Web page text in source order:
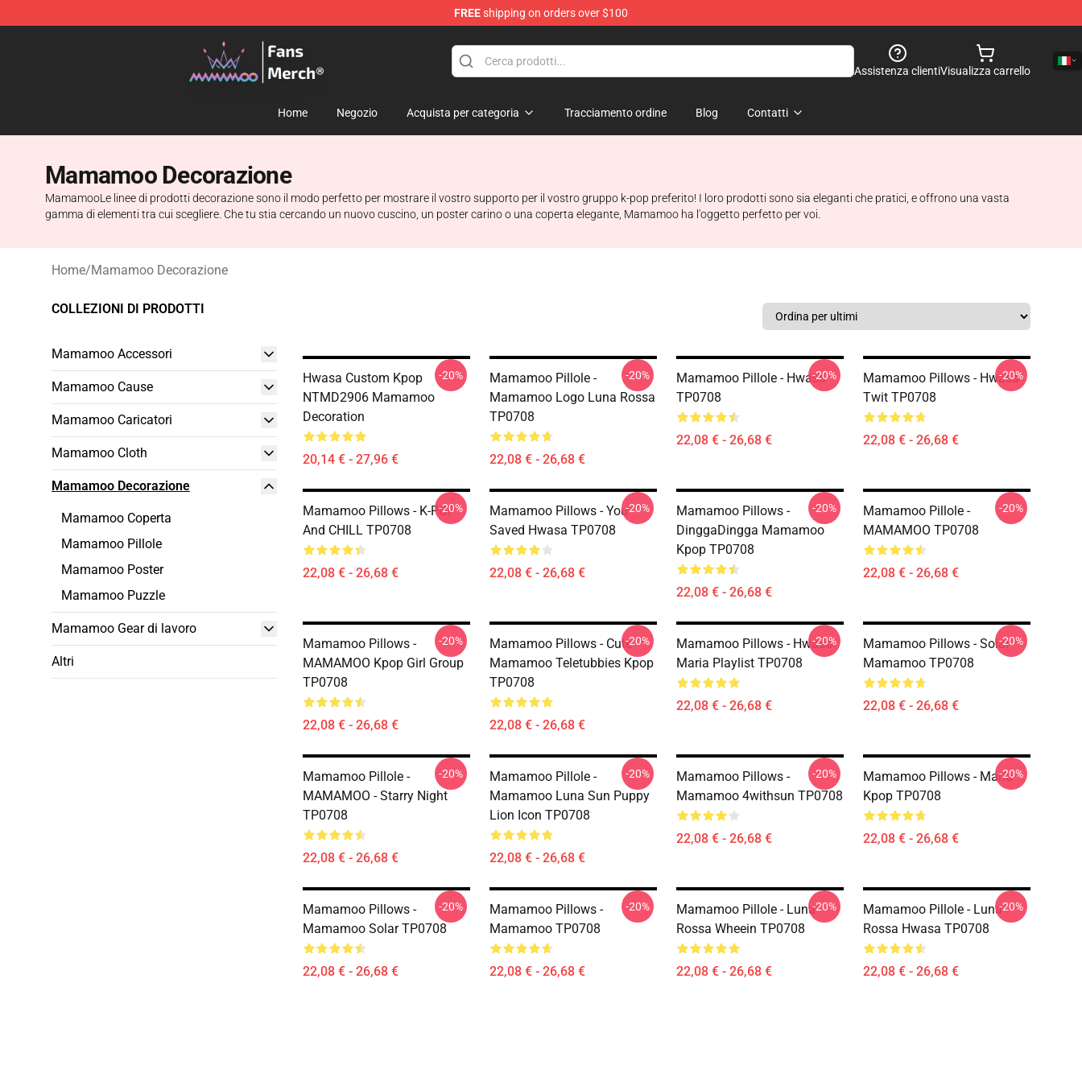
FREEshipping on orders over $100
Mamamoo Store - Official Mamamoo Merchandise Shop
Assistenza clientiVisualizza carrello
Home Negozio Acquista per categoria Tracciamento ordine Blog Contatti
Mamamoo Decorazione
MamamooLe linee di prodotti decorazione sono il modo perfetto per mostrare il vostro supporto per il vostro gruppo k-pop preferito! I loro prodotti sono sia eleganti che pratici, e offrono una vasta
gamma di elementi tra cui scegliere. Che tu stia cercando un nuovo cuscino, un poster carino o una coperta elegante, Mamamoo ha l'oggetto perfetto per voi.
Home/Mamamoo Decorazione
COLLEZIONI DI PRODOTTI
Mamamoo Accessori
Mamamoo Cause
Mamamoo Caricatori
Mamamoo Cloth
Mamamoo Decorazione
Mamamoo Coperta
Mamamoo Pillole
Mamamoo Poster
Mamamoo Puzzle
Mamamoo Gear di lavoro
Altri
Hwasa Custom Kpop
NTMD2906 Mamamoo
Decoration
20,14 € - 27,96 €
-20%
Mamamoo Pillole -
Mamamoo Logo Luna Rossa
TP0708
22,08 € - 26,68 €
-20%
Mamamoo Pillole - Hwasa
TP0708
22,08 € - 26,68 €
-20%
Mamamoo Pillows - Hwasa
Twit TP0708
22,08 € - 26,68 €
-20%
Mamamoo Pillows - K-POP
And CHILL TP0708
22,08 € - 26,68 €
-20%
Mamamoo Pillows - You
Saved Hwasa TP0708
22,08 € - 26,68 €
-20%
Mamamoo Pillows -
DinggaDingga Mamamoo
Kpop TP0708
22,08 € - 26,68 €
-20%
Mamamoo Pillole -
MAMAMOO TP0708
22,08 € - 26,68 €
-20%
Mamamoo Pillows -
MAMAMOO Kpop Girl Group
TP0708
22,08 € - 26,68 €
-20%
Mamamoo Pillows - Cute
Mamamoo Teletubbies Kpop
TP0708
22,08 € - 26,68 €
-20%
Mamamoo Pillows - Hwasa
Maria Playlist TP0708
22,08 € - 26,68 €
-20%
Mamamoo Pillows - Solar
Mamamoo TP0708
22,08 € - 26,68 €
-20%
Mamamoo Pillole -
MAMAMOO - Starry Night
TP0708
22,08 € - 26,68 €
-20%
Mamamoo Pillole -
Mamamoo Luna Sun Puppy
Lion Icon TP0708
22,08 € - 26,68 €
-20%
Mamamoo Pillows -
Mamamoo 4withsun TP0708
22,08 € - 26,68 €
-20%
Mamamoo Pillows - Maria
Kpop TP0708
22,08 € - 26,68 €
-20%
Mamamoo Pillows -
Mamamoo Solar TP0708
22,08 € - 26,68 €
-20%
Mamamoo Pillows -
Mamamoo TP0708
22,08 € - 26,68 €
-20%
Mamamoo Pillole - Luna
Rossa Wheein TP0708
22,08 € - 26,68 €
-20%
Mamamoo Pillole - Luna
Rossa Hwasa TP0708
22,08 € - 26,68 €
-20%